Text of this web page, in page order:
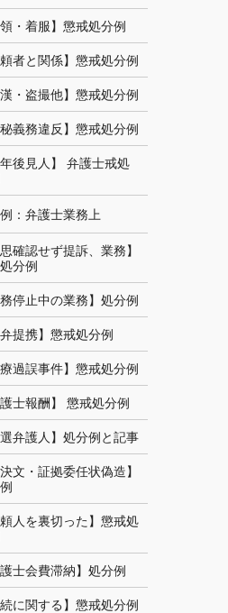
領・着服】懲戒処分例
頼者と関係】懲戒処分例
漢・盗撮他】懲戒処分例
秘義務違反】懲戒処分例
年後見人】 弁護士戒処
：弁護士業務上
思確認せず提訴、業務】
分例
務停止中の業務】処分例
弁提携】懲戒処分例
療過誤事件】懲戒処分例
護士報酬】 懲戒処分例
選弁護人】処分例と記事
決文・証拠委任状偽造】
頼人を裏切った】懲戒処
護士会費滞納】処分例
続に関する】懲戒処分例